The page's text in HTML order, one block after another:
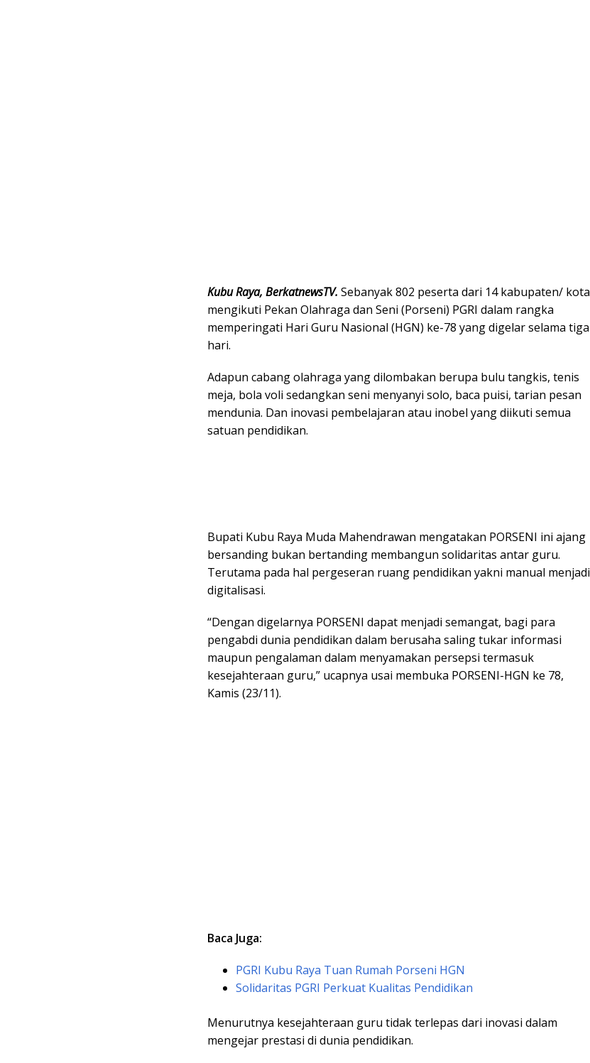
Kubu Raya, BerkatnewsTV. Sebanyak 802 peserta dari 14 kabupaten/ kota
mengikuti Pekan Olahraga dan Seni (Porseni) PGRI dalam rangka
memperingati Hari Guru Nasional (HGN) ke-78 yang digelar selama tiga
hari.
Adapun cabang olahraga yang dilombakan berupa bulu tangkis, tenis
meja, bola voli sedangkan seni menyanyi solo, baca puisi, tarian pesan
mendunia. Dan inovasi pembelajaran atau inobel yang diikuti semua
satuan pendidikan.
Bupati Kubu Raya Muda Mahendrawan mengatakan PORSENI ini ajang
bersanding bukan bertanding membangun solidaritas antar guru.
Terutama pada hal pergeseran ruang pendidikan yakni manual menjadi
digitalisasi.
“Dengan digelarnya PORSENI dapat menjadi semangat, bagi para
pengabdi dunia pendidikan dalam berusaha saling tukar informasi
maupun pengalaman dalam menyamakan persepsi termasuk
kesejahteraan guru,” ucapnya usai membuka PORSENI-HGN ke 78,
Kamis (23/11).
Baca Juga:
PGRI Kubu Raya Tuan Rumah Porseni HGN
Solidaritas PGRI Perkuat Kualitas Pendidikan
Menurutnya kesejahteraan guru tidak terlepas dari inovasi dalam
mengejar prestasi di dunia pendidikan.